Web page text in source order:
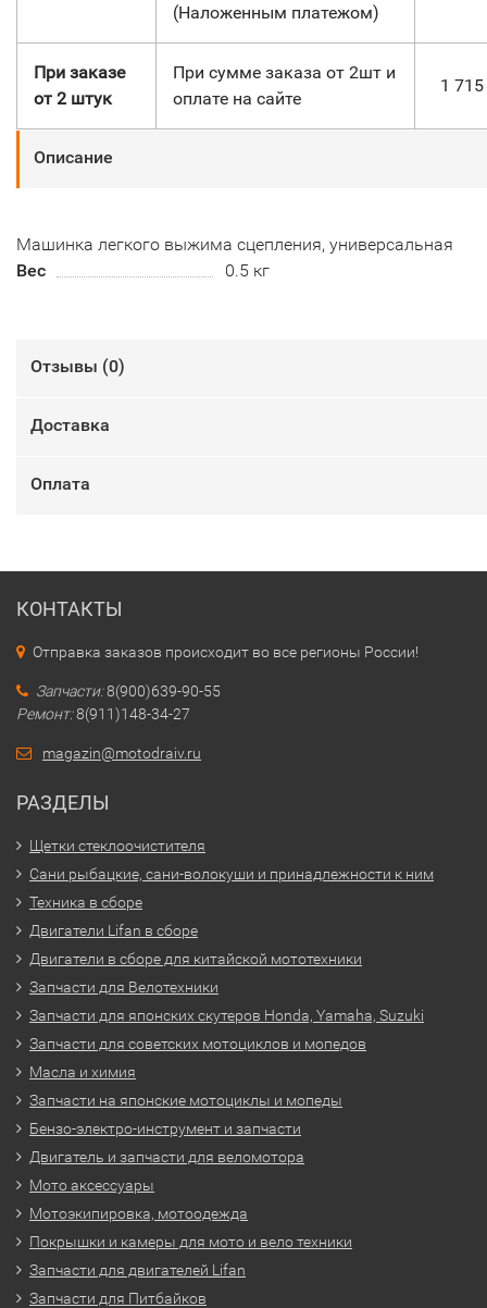
(Наложенным платежом)
При заказе
от 2 штук
При сумме заказа от 2шт и
оплате на сайте
1 715
Описание
Машинка легкого выжима сцепления, универсальная
Вес
0.5 кг
Отзывы (0)
Доставка
Оплата
КОНТАКТЫ
Отправка заказов происходит во все регионы России!
Запчасти:8(900)639-90-55
Ремонт:8(911)148-34-27
magazin@motodraiv.ru
РАЗДЕЛЫ
Щетки стеклоочистителя
Сани рыбацкие, сани-волокуши и принадлежности к ним
Техника в сборе
Двигатели Lifan в сборе
Двигатели в сборе для китайской мототехники
Запчасти для Велотехники
Запчасти для японских скутеров Honda, Yamaha, Suzuki
Запчасти для советских мотоциклов и мопедов
Масла и химия
Запчасти на японские мотоциклы и мопеды
Бензо-электро-инструмент и запчасти
Двигатель и запчасти для веломотора
Мото аксессуары
Мотоэкипировка, мотоодежда
Покрышки и камеры для мото и вело техники
Запчасти для двигателей Lifan
Запчасти для Питбайков